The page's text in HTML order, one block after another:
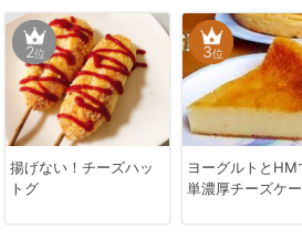
2位
揚げない！チーズハッ
トグ
3位
ヨーグルトとHM
単濃厚チーズケ